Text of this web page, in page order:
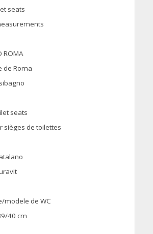
seats
ROMA
de Roma
seats
sièges de toilettes
de WC
40 cm